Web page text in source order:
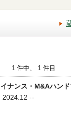
1 件中、 1 件目
ナンス・M&Aハン
2024.12 --